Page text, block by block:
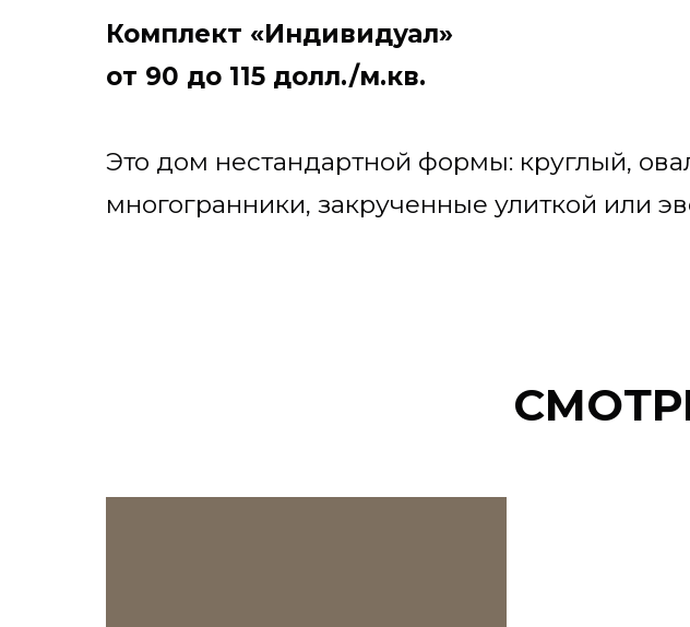
Комплект «Индивидуал»
от 90 до 115 долл./м.кв.
Это дом нестандартной формы: круглый,
многогранники, закрученные улиткой или